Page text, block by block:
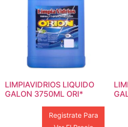
LIMPIAVIDRIOS LIQUIDO
GALON 3750ML ORI*
Registrate Para